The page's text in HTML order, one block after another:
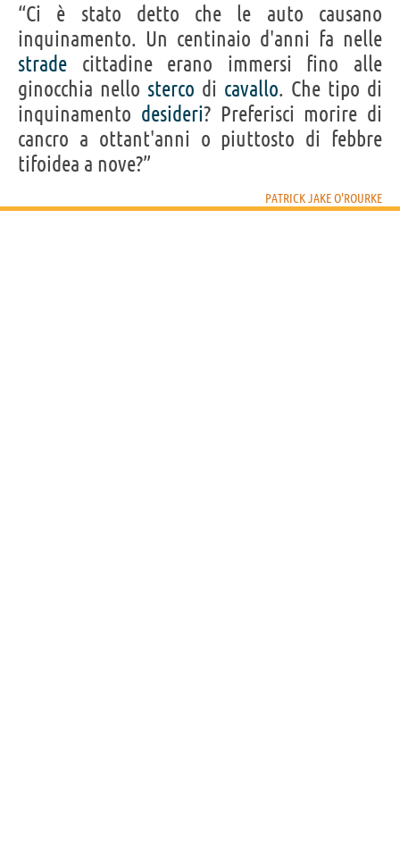
“Ci è stato detto che le auto causano
inquinamento. Un centinaio d'anni fa nelle
strade cittadine erano immersi fino alle
ginocchia nello sterco di cavallo. Che tipo di
inquinamento desideri? Preferisci morire di
cancro a ottant'anni o piuttosto di febbre
tifoidea a nove?”
PATRICK JAKE O'ROURKE